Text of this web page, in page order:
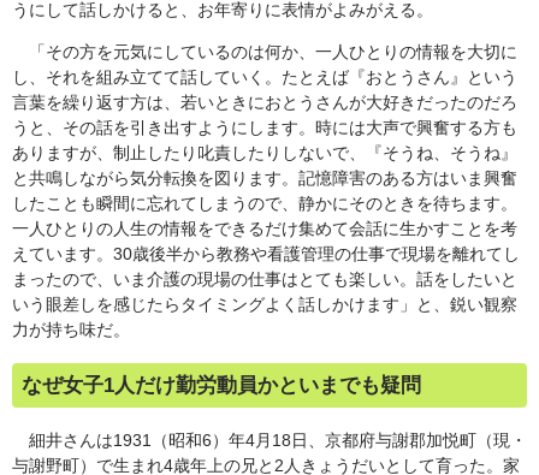
うにして話しかけると、お年寄りに表情がよみがえる。
「その方を元気にしているのは何か、一人ひとりの情報を大切に
し、それを組み立てて話していく。たとえば『おとうさん』という
言葉を繰り返す方は、若いときにおとうさんが大好きだったのだろ
うと、その話を引き出すようにします。時には大声で興奮する方も
ありますが、制止したり叱責したりしないで、『そうね、そうね』
と共鳴しながら気分転換を図ります。記憶障害のある方はいま興奮
したことも瞬間に忘れてしまうので、静かにそのときを待ちます。
一人ひとりの人生の情報をできるだけ集めて会話に生かすことを考
えています。30歳後半から教務や看護管理の仕事で現場を離れてし
まったので、いま介護の現場の仕事はとても楽しい。話をしたいと
いう眼差しを感じたらタイミングよく話しかけます」と、鋭い観察
力が持ち味だ。
なぜ女子1人だけ勤労動員かといまでも疑問
細井さんは1931（昭和6）年4月18日、京都府与謝郡加悦町（現・
与謝野町）で生まれ4歳年上の兄と2人きょうだいとして育った。家